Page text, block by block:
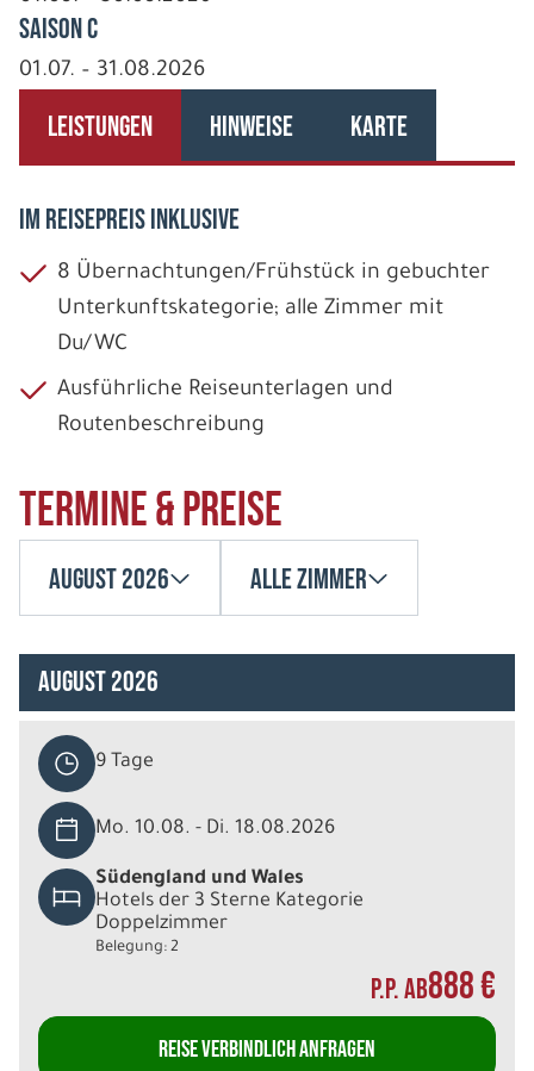
Saison C
01.07. – 31.08.2026
LEISTUNGEN HINWEISE KARTE
IM REISEPREIS INKLUSIVE
8 Übernachtungen/Frühstück in gebuchter
Unterkunftskategorie; alle Zimmer mit
Du/WC
Ausführliche Reiseunterlagen und
Routenbeschreibung
Termine & Preise
August 2026 Alle Zimmer
August 2026
9 Tage
Mo. 10.08. - Di. 18.08.2026
Südengland und Wales
Hotels der 3 Sterne Kategorie
Doppelzimmer
Belegung: 2
P.P. AB888 €
REISE VERBINDLICH ANFRAGEN